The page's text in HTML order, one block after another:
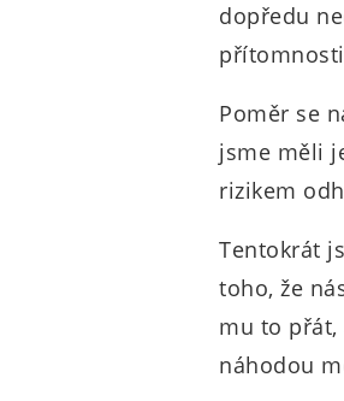
dopředu
Poměr se
jsme měli
rizikem
Tentokrát
toho, že
mu to
náhodou